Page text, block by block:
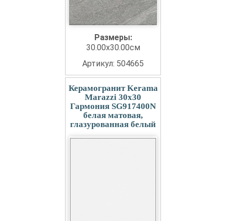
Размеры:
30.00x30.00см
Артикул: 504665
Керамогранит Kerama
Marazzi 30x30
Гармония SG917400N
белая матовая,
глазурованная белый